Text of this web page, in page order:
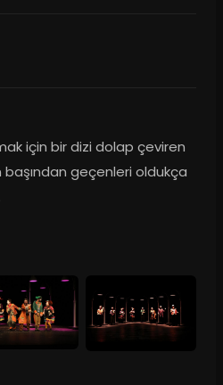
için bir dizi dolap çeviren
başından geçenleri oldukça